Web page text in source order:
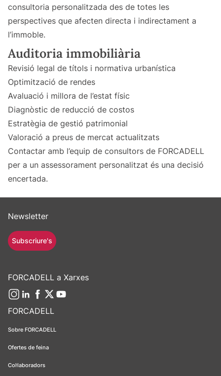
consultoria personalitzada des de totes les
perspectives que afecten directa i indirectament a
l’immoble.
Auditoria immobiliària
Revisió legal de títols i normativa urbanística
Optimització de rendes
Avaluació i millora de l’estat físic
Diagnòstic de reducció de costos
Estratègia de gestió patrimonial
Valoració a preus de mercat actualitzats
Contactar amb l’equip de consultors de FORCADELL
per a un assessorament personalitzat és una decisió
encertada.
FORCADELL
Sobre FORCADELL
Ofertes de feina
Col·laboradors
Newsletter
Subscriure's
FORCADELL a Xarxes